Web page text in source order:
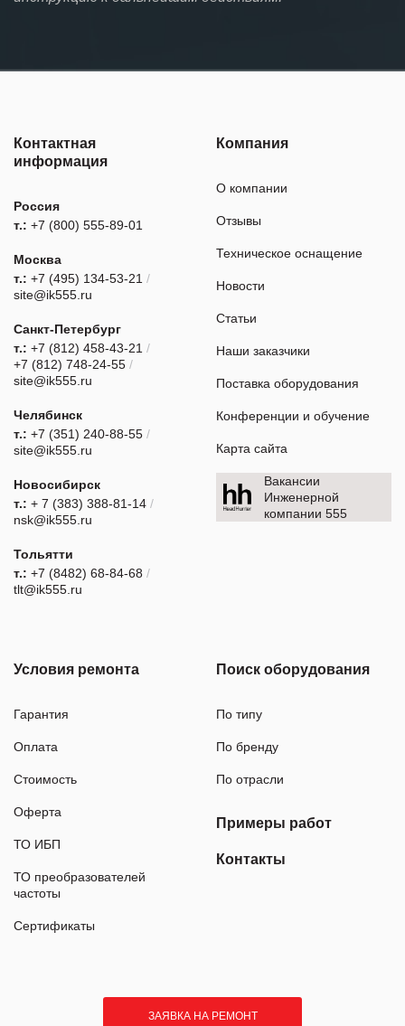
Контактная
информация
Россия
т.: +7 (800) 555-89-01
Москва
т.: +7 (495) 134-53-21 /
site@ik555.ru
Санкт-Петербург
т.: +7 (812) 458-43-21 /
+7 (812) 748-24-55 /
site@ik555.ru
Челябинск
т.: +7 (351) 240-88-55 /
site@ik555.ru
Новосибирск
т.: + 7 (383) 388-81-14 /
nsk@ik555.ru
Тольятти
т.: +7 (8482) 68-84-68 /
tlt@ik555.ru
Компания
О компании
Отзывы
Техническое оснащение
Новости
Статьи
Наши заказчики
Поставка оборудования
Конференции и обучение
Карта сайта
Вакансии
Инженерной
компании 555
Условия ремонта
Гарантия
Оплата
Стоимость
Оферта
ТО ИБП
ТО преобразователей
частоты
Сертификаты
Поиск оборудования
По типу
По бренду
По отрасли
Примеры работ
Контакты
ЗАЯВКА НА РЕМОНТ